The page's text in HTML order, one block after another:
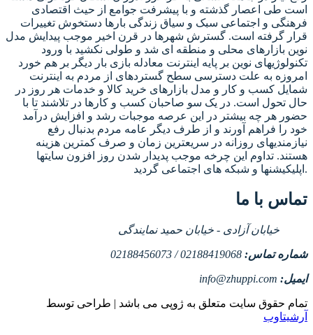
است طی اعصار گذشته و با پیشرفت جوامع از حیث اقتصادی
فرهنگی و اجتماعی سبک و سیاق زندگی بارها دستخوش تغییرات
قرار گرفته است. گسترش شهرها در قرن اخیر موجب پیدایش مدل
نوین بازارهای محلی و منطقه ای شد و طولی نکشید با ورود
تکنولوژیهای نوین بر پایه اینترنت معادله بازی بار دیگر بر هم خورد
امروزه به علت دسترسی سطح گستردهای از مردم به اینترنت
شمایل کسب و کار و مدل بازارهای خرید کالا و خدمات هر روز در
حال تحول است. در یک سو صاحبان کسب و کارها در تلاشند تا با
حضور هر چه بیشتر در این عرصه موجبات رشد و افزایش درآمد
خود را فراهم آورند و از طرف دیگر عامه مردم بدنبال رفع
نیازمندیهای روزانه در سریعترین زمان و صرف کمترین هزینه
هستند. تداوم این چرخه موجب پدیدار شدن روز افزون سایتها
اپلیکیشنها و شبکه های اجتماعی گردید.
تماس با ما
خیابان آزادی - خیابان حمید نمایندگی
شماره تماس: 02188419068 / 02188456073
ایمیل: info@zhuppi.com
تمام حقوق سایت متعلق به ژوپی می باشد | طراحی توسط
آرشیتاوب